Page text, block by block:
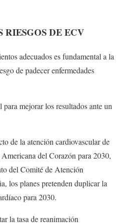
DE ECV
adecuados es fundamental a la
de padecer enfermedades
mejorar los resultados ante un
de la atención cardiovascular de
del Corazón para 2030,
del Comité de Atención
los planes pretenden duplicar la
para 2030.
la tasa de reanimación